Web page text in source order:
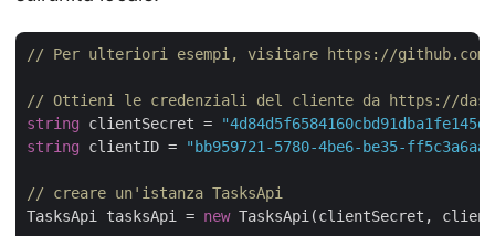
// Per ulteriori esempi, visitare https://github.com/
// Ottieni le credenziali del cliente da https://
string clientSecret =
string clientID = "bb959721-5780-4be6-be35-
// creare un'istanza TasksApi
TasksApi tasksApi = new TasksApi(clientSecret,